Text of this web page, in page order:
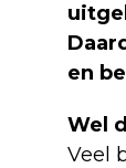
en
Wel
Veel